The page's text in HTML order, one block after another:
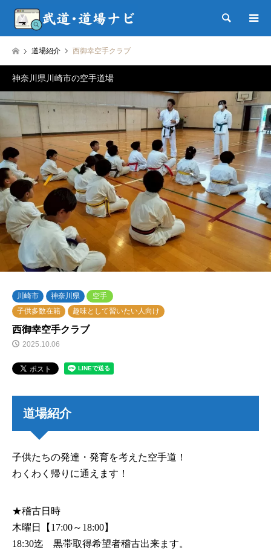
検索
道場紹介 西御幸空手クラブ
神奈川県川崎市の空手道場
川崎市 神奈川県
空手
子供多数在籍
趣味として習いたい人向け
西御幸空手クラブ
2025.10.06
道場紹介
子供たちの発達・発育を考えた空手道！​
わくわく帰りに通えます！
★稽古日時
木曜日【17:00～18:00】
18:30迄 黒帯取得希望者稽古出来ます。